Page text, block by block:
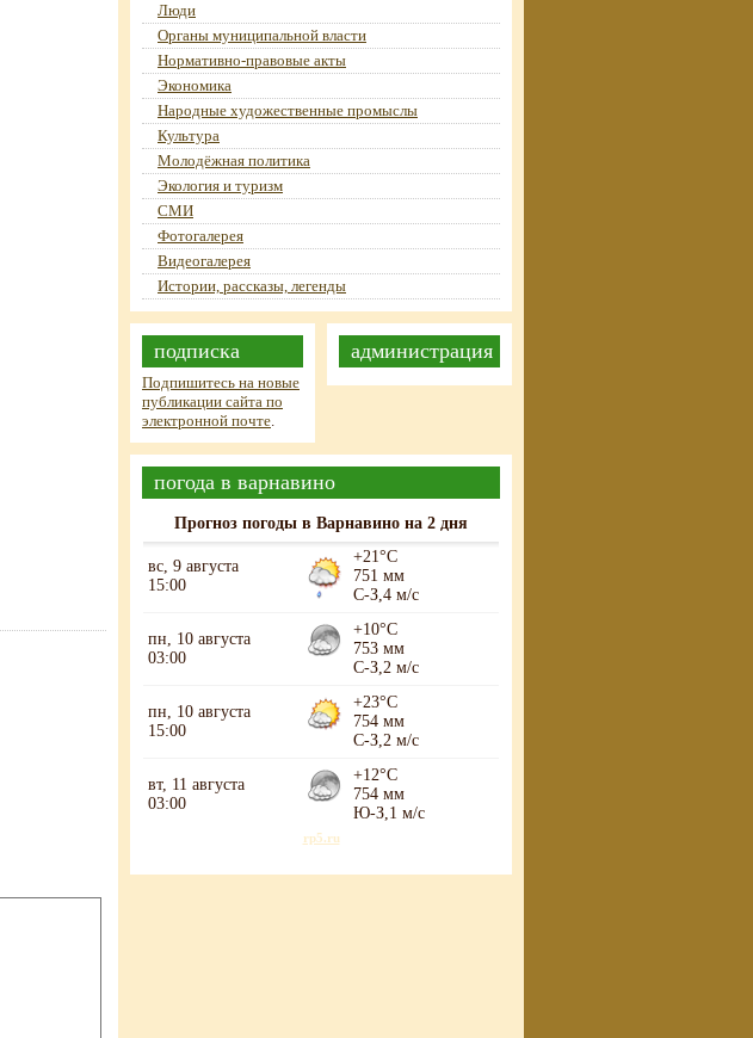
Люди
Органы муниципальной власти
Нормативно-правовые акты
Экономика
Народные художественные промыслы
Культура
Молодёжная политика
Экология и туризм
СМИ
Фотогалерея
Видеогалерея
Истории, рассказы, легенды
подписка
Подпишитесь на новые
публикации сайта по
электронной почте.
администрация
погода в варнавино
Прогноз погоды в Варнавино на 2 дня